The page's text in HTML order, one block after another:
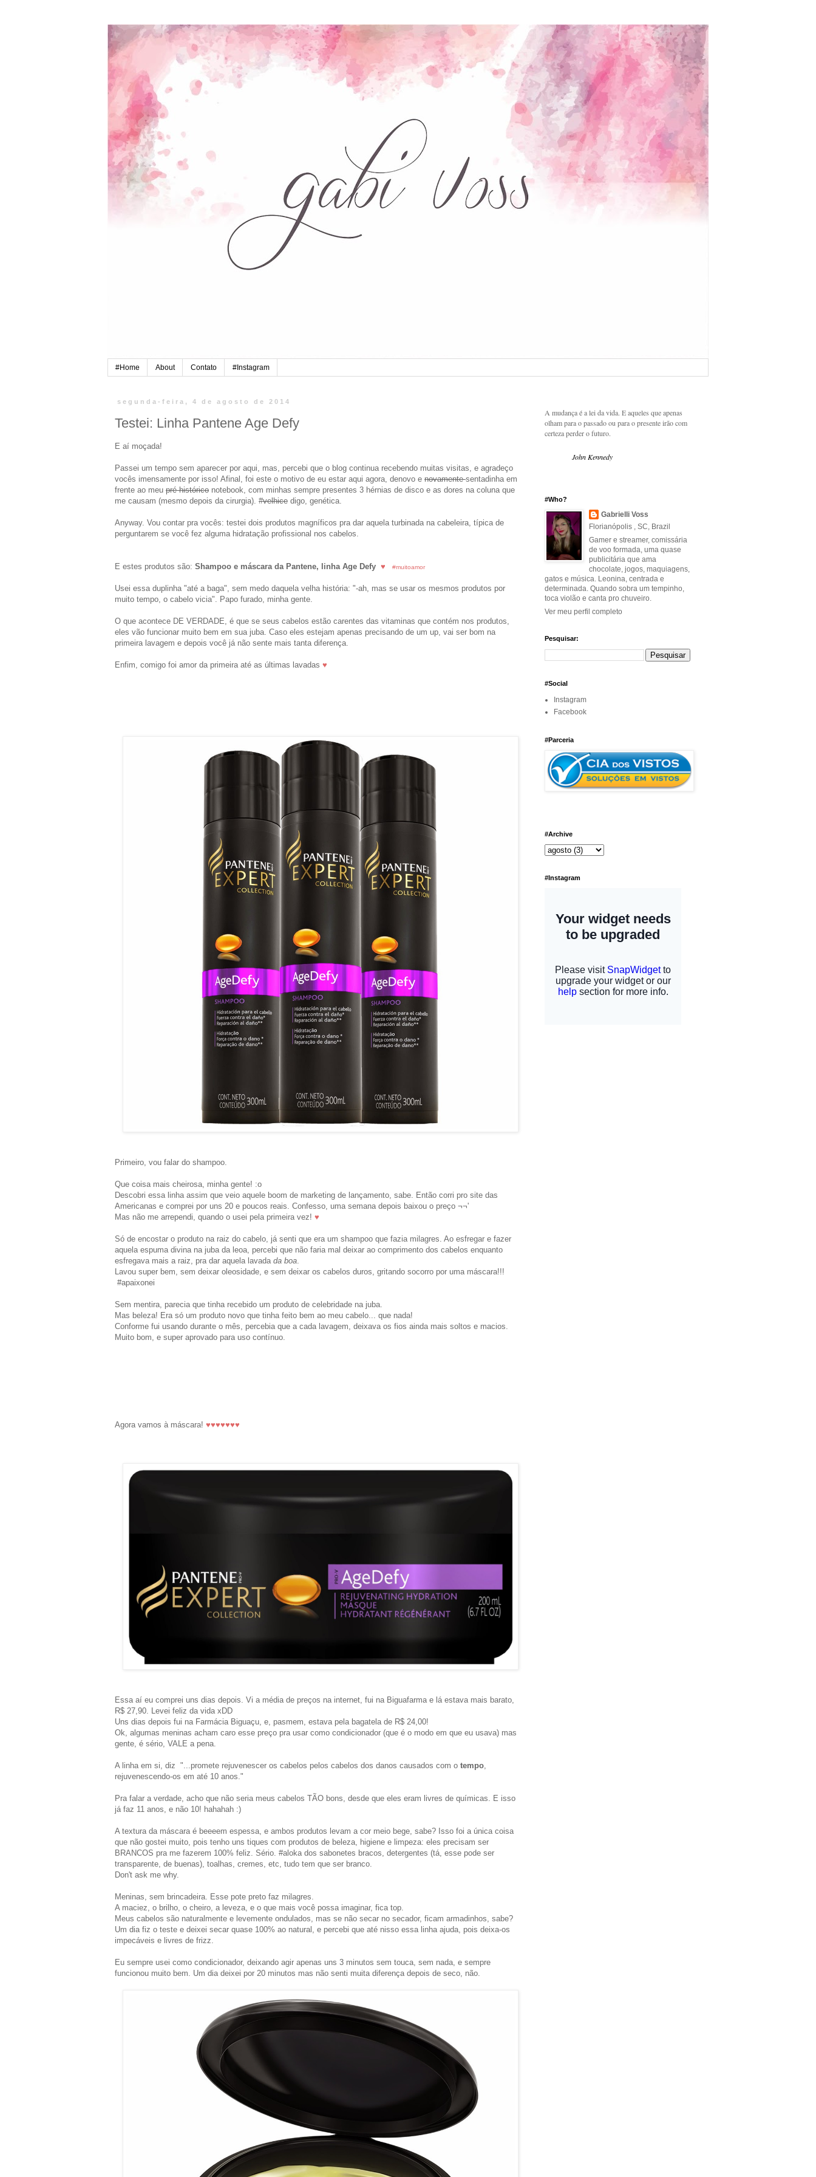
#Home About Contato #Instagram
segunda-feira, 4 de agosto de 2014
Testei: Linha Pantene Age Defy
E aí moçada!
Passei um tempo sem aparecer por aqui, mas, percebi que o blog continua recebendo muitas visitas, e agradeço
vocês imensamente por isso! Afinal, foi este o motivo de eu estar aqui agora, denovo e novamentesentadinha em
frente ao meu pré histórico notebook, com minhas sempre presentes 3 hérnias de disco e as dores na coluna que
me causam (mesmo depois da cirurgia). #velhice digo, genética.
Anyway. Vou contar pra vocês: testei dois produtos magníficos pra dar aquela turbinada na cabeleira, típica de
perguntarem se você fez alguma hidratação profissional nos cabelos.
E estes produtos são: Shampoo e máscara da Pantene, linha Age Defy ♥ #muitoamor
Usei essa duplinha "até a baga", sem medo daquela velha história: "-ah, mas se usar os mesmos produtos por
muito tempo, o cabelo vicia". Papo furado, minha gente.
O que acontece DE VERDADE, é que se seus cabelos estão carentes das vitaminas que contém nos produtos,
eles vão funcionar muito bem em sua juba. Caso eles estejam apenas precisando de um up, vai ser bom na
primeira lavagem e depois você já não sente mais tanta diferença.
Enfim, comigo foi amor da primeira até as últimas lavadas ♥
Primeiro, vou falar do shampoo.
Que coisa mais cheirosa, minha gente! :o
Descobri essa linha assim que veio aquele boom de marketing de lançamento, sabe. Então corri pro site das
Americanas e comprei por uns 20 e poucos reais. Confesso, uma semana depois baixou o preço ¬¬'
Mas não me arrependi, quando o usei pela primeira vez! ♥
Só de encostar o produto na raiz do cabelo, já senti que era um shampoo que fazia milagres. Ao esfregar e fazer
aquela espuma divina na juba da leoa, percebi que não faria mal deixar ao comprimento dos cabelos enquanto
esfregava mais a raiz, pra dar aquela lavada da boa.
Lavou super bem, sem deixar oleosidade, e sem deixar os cabelos duros, gritando socorro por uma máscara!!!
#apaixonei
Sem mentira, parecia que tinha recebido um produto de celebridade na juba.
Mas beleza! Era só um produto novo que tinha feito bem ao meu cabelo... que nada!
Conforme fui usando durante o mês, percebia que a cada lavagem, deixava os fios ainda mais soltos e macios.
Muito bom, e super aprovado para uso contínuo.
Agora vamos à máscara! ♥♥♥♥♥♥♥
Essa aí eu comprei uns dias depois. Vi a média de preços na internet, fui na Biguafarma e lá estava mais barato,
R$ 27,90. Levei feliz da vida xDD
Uns dias depois fui na Farmácia Biguaçu, e, pasmem, estava pela bagatela de R$ 24,00!
Ok, algumas meninas acham caro esse preço pra usar como condicionador (que é o modo em que eu usava) mas
gente, é sério, VALE a pena.
A linha em si, diz "...promete rejuvenescer os cabelos pelos cabelos dos danos causados com o tempo,
rejuvenescendo-os em até 10 anos."
Pra falar a verdade, acho que não seria meus cabelos TÃO bons, desde que eles eram livres de químicas. E isso
já faz 11 anos, e não 10! hahahah :)
A textura da máscara é beeeem espessa, e ambos produtos levam a cor meio bege, sabe? Isso foi a única coisa
que não gostei muito, pois tenho uns tiques com produtos de beleza, higiene e limpeza: eles precisam ser
BRANCOS pra me fazerem 100% feliz. Sério. #aloka dos sabonetes bracos, detergentes (tá, esse pode ser
transparente, de buenas), toalhas, cremes, etc, tudo tem que ser branco.
Don't ask me why.
Meninas, sem brincadeira. Esse pote preto faz milagres.
A maciez, o brilho, o cheiro, a leveza, e o que mais você possa imaginar, fica top.
Meus cabelos são naturalmente e levemente ondulados, mas se não secar no secador, ficam armadinhos, sabe?
Um dia fiz o teste e deixei secar quase 100% ao natural, e percebi que até nisso essa linha ajuda, pois deixa-os
impecáveis e livres de frizz.
Eu sempre usei como condicionador, deixando agir apenas uns 3 minutos sem touca, sem nada, e sempre
funcionou muito bem. Um dia deixei por 20 minutos mas não senti muita diferença depois de seco, não.
A mudança é a lei da vida. E aqueles que apenas
olham para o passado ou para o presente irão com
certeza perder o futuro.
John Kennedy
#Who?
Gabrielli Voss
Florianópolis , SC, Brazil
Gamer e streamer, comissária
de voo formada, uma quase
publicitária que ama
chocolate, jogos, maquiagens,
gatos e música. Leonina, centrada e
determinada. Quando sobra um tempinho,
toca violão e canta pro chuveiro.
Ver meu perfil completo
Pesquisar:
#Social
Instagram
Facebook
#Parceria
#Archive
#Instagram